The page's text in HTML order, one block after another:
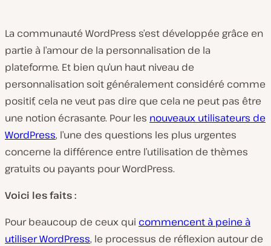
La communauté WordPress s’est développée grâce en
partie à l’amour de la personnalisation de la
plateforme. Et bien qu’un haut niveau de
personnalisation soit généralement considéré comme
positif, cela ne veut pas dire que cela ne peut pas être
une notion écrasante. Pour les nouveaux utilisateurs de
WordPress, l’une des questions les plus urgentes
concerne la différence entre l’utilisation de thèmes
gratuits ou payants pour WordPress.
Voici les faits :
Pour beaucoup de ceux qui commencent à peine à
utiliser WordPress, le processus de réflexion autour de